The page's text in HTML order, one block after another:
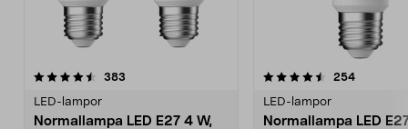
383
LED-lampor
Normallampa LED E27 4 W,
4.5 av 5 stjärnor 254
LED-lampor
Normallampa LED
4.5 av 5 stjärnor